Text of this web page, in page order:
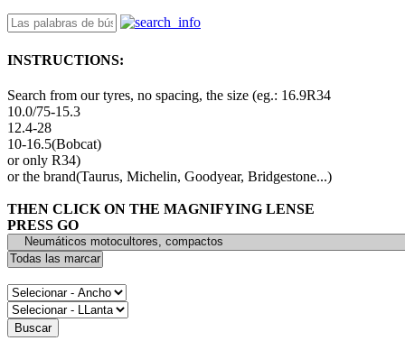
INSTRUCTIONS:
Search from our tyres, no spacing, the size (eg.: 16.9R34
10.0/75-15.3
12.4-28
10-16.5(Bobcat)
or only R34)
or the brand(Taurus, Michelin, Goodyear, Bridgestone...)
THEN CLICK ON THE MAGNIFYING LENSE
PRESS GO